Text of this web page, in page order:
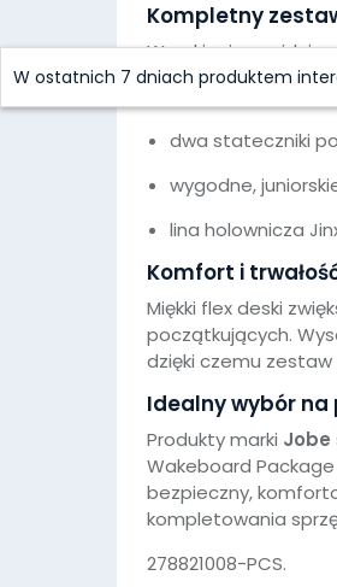
Kompletny
W pakiecie znajduje
deska
dwa stateczniki
wygodne,
lina holownicza
Komfort i
Miękki flex deski
początkujących.
dzięki czemu
Idealny wybór
Produkty marki Jobe
Wakeboard
bezpieczny,
kompletowania
278821008-PCS.
W ostatnich 7 dniach produktem